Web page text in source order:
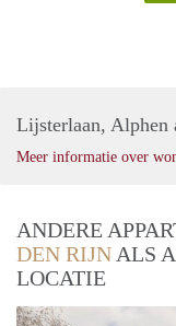
Lijsterlaan, Alphen
Meer informatie over
ANDERE
DEN RIJN ALS
LOCATIE